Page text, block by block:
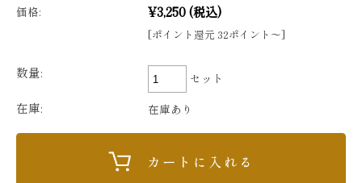
価格: ¥3,250(税込)
[ポイント還元 32ポイント〜]
数量: セット
在庫: 在庫あり